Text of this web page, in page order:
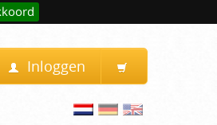
Inloggen